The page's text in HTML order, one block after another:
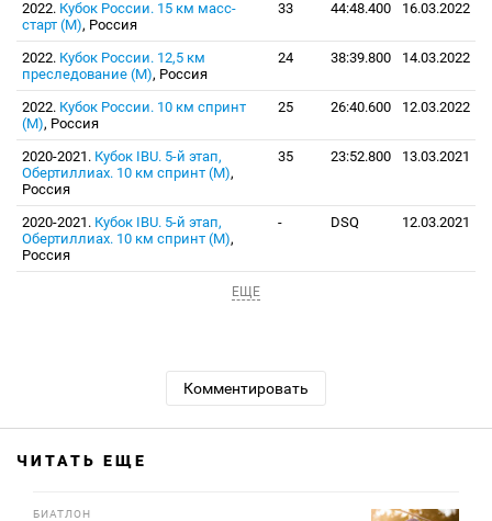
2022. Кубок России. 15 км масс-
старт (М), Россия
33 44:48.400 16.03.2022
2022. Кубок России. 12,5 км
преследование (М), Россия
24 38:39.800 14.03.2022
2022. Кубок России. 10 км спринт
(М), Россия
25 26:40.600 12.03.2022
2020-2021. Кубок IBU. 5-й этап,
Обертиллиах. 10 км спринт (М),
Россия
35 23:52.800 13.03.2021
2020-2021. Кубок IBU. 5-й этап,
Обертиллиах. 10 км спринт (М),
Россия
- DSQ 12.03.2021
ЕЩЕ
Комментировать
ЧИТАТЬ ЕЩЕ
БИАТЛОН